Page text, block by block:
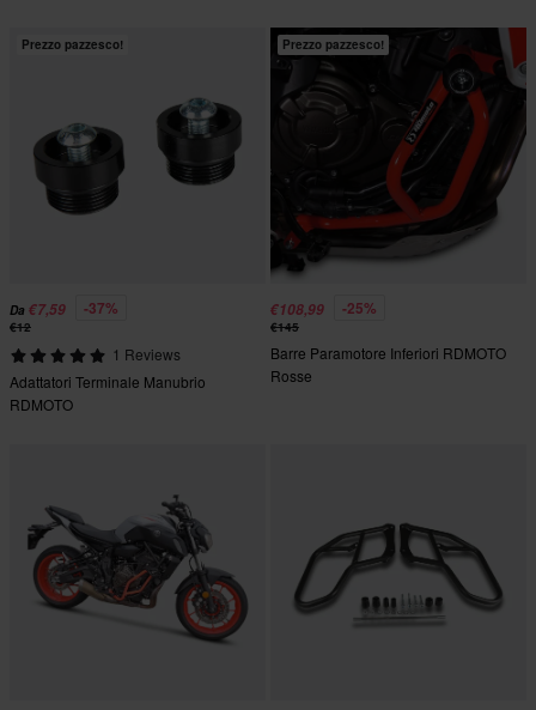
Prezzo pazzesco!
Da €7,59 -37%
€12
1 Reviews
Adattatori Terminale Manubrio
RDMOTO
Prezzo pazzesco!
€108,99 -25%
€145
Barre Paramotore Inferiori RDMOTO
Rosse